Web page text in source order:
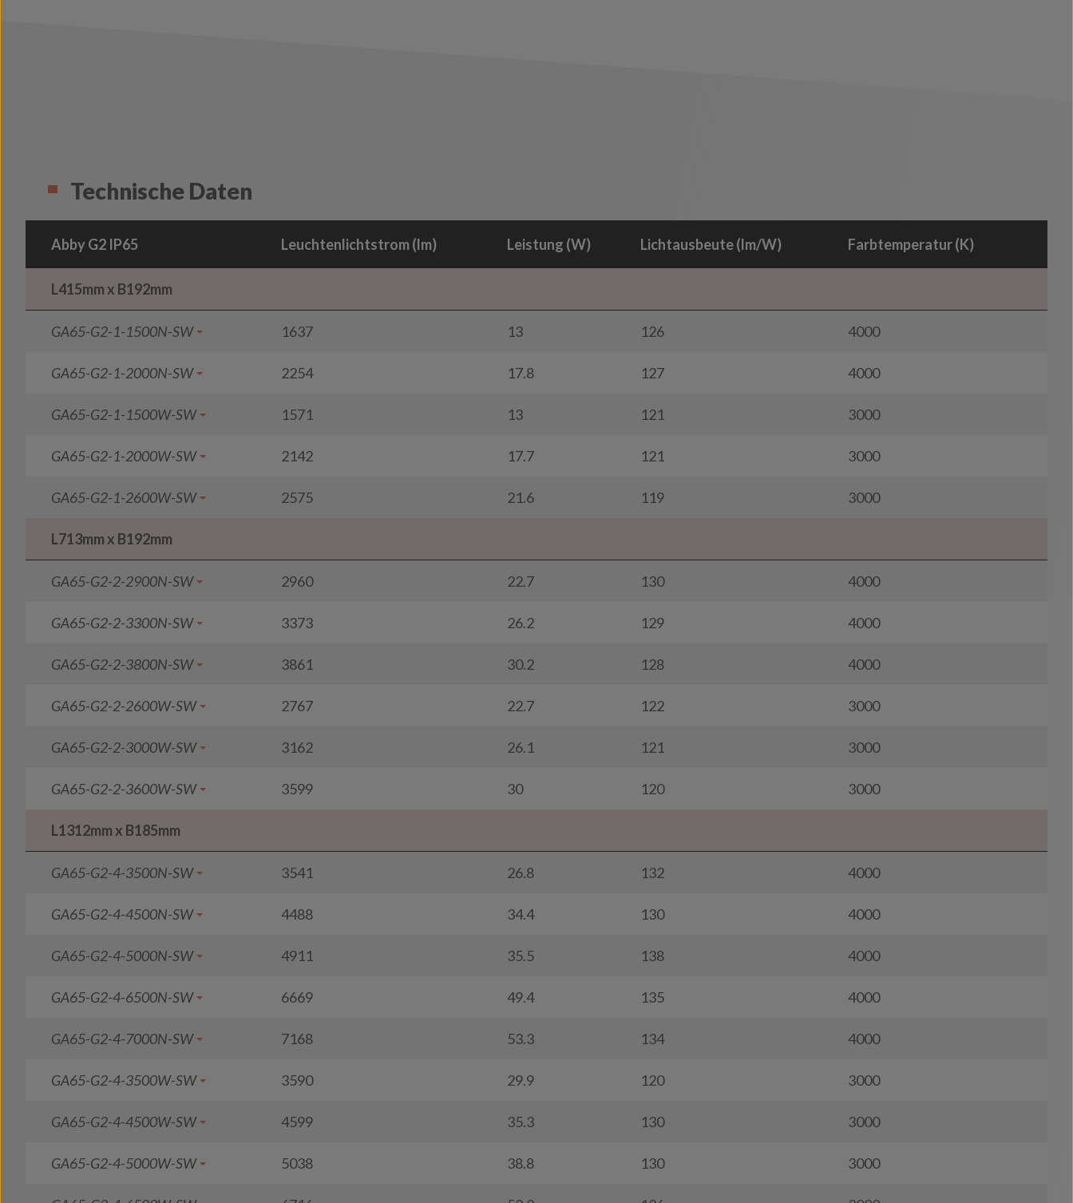
Technische Daten
Abby G2 IP65 Leuchtenlichtstrom (lm) Leistung (W) Lichtausbeute (lm/W) Farbtemperatur (K)
L415mm x B192mm
GA65-G2-1-1500N-SW 1637 13 126 4000
GA65-G2-1-2000N-SW 2254 17.8 127 4000
GA65-G2-1-1500W-SW 1571 13 121 3000
GA65-G2-1-2000W-SW 2142 17.7 121 3000
GA65-G2-1-2600W-SW 2575 21.6 119 3000
L713mm x B192mm
GA65-G2-2-2900N-SW 2960 22.7 130 4000
GA65-G2-2-3300N-SW 3373 26.2 129 4000
GA65-G2-2-3800N-SW 3861 30.2 128 4000
GA65-G2-2-2600W-SW 2767 22.7 122 3000
GA65-G2-2-3000W-SW 3162 26.1 121 3000
GA65-G2-2-3600W-SW 3599 30 120 3000
L1312mm x B185mm
GA65-G2-4-3500N-SW 3541 26.8 132 4000
GA65-G2-4-4500N-SW 4488 34.4 130 4000
GA65-G2-4-5000N-SW 4911 35.5 138 4000
GA65-G2-4-6500N-SW 6669 49.4 135 4000
GA65-G2-4-7000N-SW 7168 53.3 134 4000
GA65-G2-4-3500W-SW 3590 29.9 120 3000
GA65-G2-4-4500W-SW 4599 35.3 130 3000
GA65-G2-4-5000W-SW 5038 38.8 130 3000